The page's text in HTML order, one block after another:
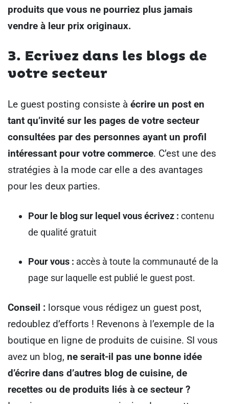
produits que vous ne pourriez plus jamais
vendre à leur prix originaux.
3. Ecrivez dans les blogs de
votre secteur
Le guest posting consiste à écrire un post en
tant qu’invité sur les pages de votre secteur
consultées par des personnes ayant un profil
intéressant pour votre commerce. C’est une des
stratégies à la mode car elle a des avantages
pour les deux parties.
Pour le blog sur lequel vous écrivez : contenu
de qualité gratuit
Pour vous : accès à toute la communauté de la
page sur laquelle est publié le guest post.
Conseil : lorsque vous rédigez un guest post,
redoublez d’efforts ! Revenons à l’exemple de la
boutique en ligne de produits de cuisine. SI vous
avez un blog, ne serait-il pas une bonne idée
d’écrire dans d’autres blog de cuisine, de
recettes ou de produits liés à ce secteur ?